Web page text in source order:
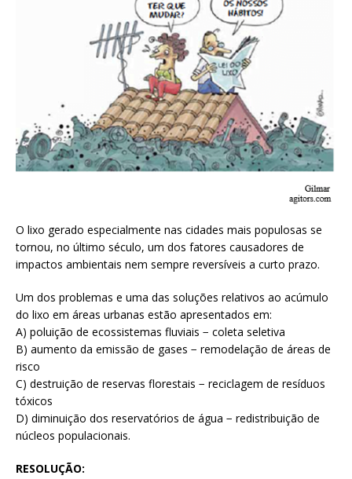
O lixo gerado especialmente nas cidades mais populosas se
tornou, no último século, um dos fatores causadores de
impactos ambientais nem sempre reversíveis a curto prazo.
Um dos problemas e uma das soluções relativos ao acúmulo
do lixo em áreas urbanas estão apresentados em:
A) poluição de ecossistemas fluviais − coleta seletiva
B) aumento da emissão de gases − remodelação de áreas de
risco
C) destruição de reservas florestais − reciclagem de resíduos
tóxicos
D) diminuição dos reservatórios de água − redistribuição de
núcleos populacionais.
RESOLUÇÃO: